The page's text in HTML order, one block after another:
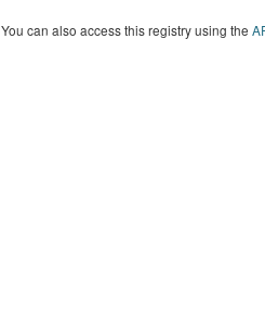
You can also access this registry using the